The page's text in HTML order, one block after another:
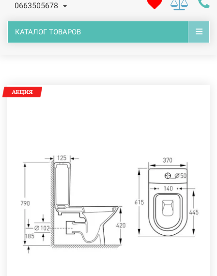
0663505678
КАТАЛОГ ТОВАРОВ